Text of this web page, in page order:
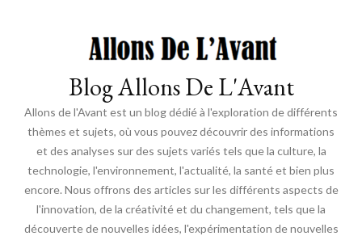
Blog Allons De L'Avant
Allons de l'Avant est un blog dédié à l'exploration de différents
thèmes et sujets, où vous pouvez découvrir des informations
et des analyses sur des sujets variés tels que la culture, la
technologie, l'environnement, l'actualité, la santé et bien plus
encore. Nous offrons des articles sur les différents aspects de
l'innovation, de la créativité et du changement, tels que la
découverte de nouvelles idées, l'expérimentation de nouvelles